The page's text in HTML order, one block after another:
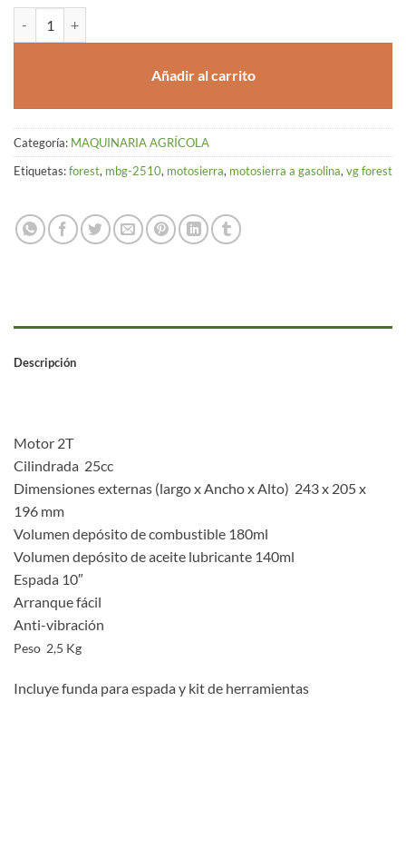
Añadir al carrito
Categoría: MAQUINARIA AGRÍCOLA
Etiquetas:forest, mbg-2510, motosierra, motosierra a gasolina, vg forest
Descripción
Motor 2T
Cilindrada 25cc
Dimensiones externas (largo x Ancho x Alto) 243 x 205 x
196 mm
Volumen depósito de combustible 180ml
Volumen depósito de aceite lubricante 140ml
Espada 10″
Arranque fácil
Anti-vibración
Peso 2,5 Kg
Incluye funda para espada y kit de herramientas